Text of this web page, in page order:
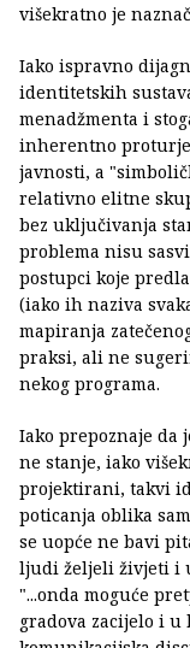
višekratno je
Iako ispravno
identitetskih
menadžmenta i
inherentno
javnosti, a
relativno elitne
bez uključivanja
problema nisu
postupci koje
(iako ih naziva
mapiranja
praksi, ali ne
nekog programa.
Iako prepoznaje da
ne stanje, iako
projektirani, takvi
poticanja oblika
se uopće ne bavi
ljudi željeli živjeti i
"...onda moguće
gradova zacijelo i